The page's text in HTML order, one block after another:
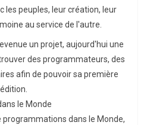
les peuples, leur création, leur
au service de l'autre.
un projet, aujourd'hui une
des programmateurs, des
afin de pouvoir sa première
édition.
le Monde
programmations dans le Monde,